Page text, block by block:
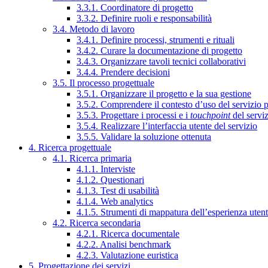
3.3.1. Coordinatore di progetto
3.3.2. Definire ruoli e responsabilità
3.4. Metodo di lavoro
3.4.1. Definire processi, strumenti e rituali
3.4.2. Curare la documentazione di progetto
3.4.3. Organizzare tavoli tecnici collaborativi
3.4.4. Prendere decisioni
3.5. Il processo progettuale
3.5.1. Organizzare il progetto e la sua gestione
3.5.2. Comprendere il contesto d’uso del servizio
3.5.3. Progettare i processi e i touchpointdel
3.5.4. Realizzare l’interfaccia utente del servizio
3.5.5. Validare la soluzione ottenuta
4. Ricerca progettuale
4.1. Ricerca primaria
4.1.1. Interviste
4.1.2. Questionari
4.1.3. Test di usabilità
4.1.4. Web analytics
4.1.5. Strumenti di mappatura dell’esperienza
4.2. Ricerca secondaria
4.2.1. Ricerca documentale
4.2.2. Analisi benchmark
4.2.3. Valutazione euristica
5. Progettazione dei servizi